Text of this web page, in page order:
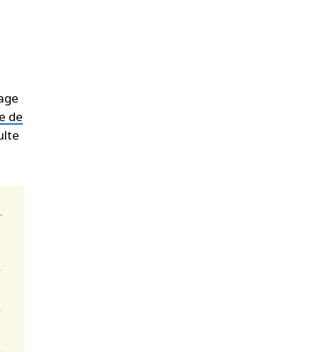
de